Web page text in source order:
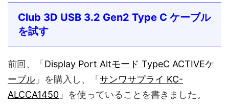
Club 3D USB 3.2 Gen2 Type C ケーブル
を試す
前回、「Display Port Altモード TypeC ACTIVEケ
ーブル 」を購入し、「サンワサプライ KC-
ALCCA1450 」を使っていることを書きました。